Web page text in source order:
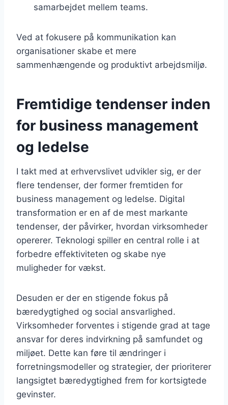
samarbejdet mellem teams.
Ved at fokusere på kommunikation kan
organisationer skabe et mere
sammenhængende og produktivt arbejdsmiljø.
Fremtidige tendenser inden
for business management
og ledelse
I takt med at erhvervslivet udvikler sig, er der
flere tendenser, der former fremtiden for
business management og ledelse. Digital
transformation er en af de mest markante
tendenser, der påvirker, hvordan virksomheder
opererer. Teknologi spiller en central rolle i at
forbedre effektiviteten og skabe nye
muligheder for vækst.
Desuden er der en stigende fokus på
bæredygtighed og social ansvarlighed.
Virksomheder forventes i stigende grad at tage
ansvar for deres indvirkning på samfundet og
miljøet. Dette kan føre til ændringer i
forretningsmodeller og strategier, der prioriterer
langsigtet bæredygtighed frem for kortsigtede
gevinster.